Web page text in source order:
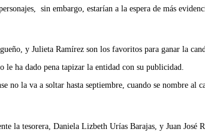
sin embargo, estarían a la espera de más
y Julieta Ramírez son los favoritos para ganar la
le ha dado pena tapizar la entidad con su publicidad.
no la va a soltar hasta septiembre, cuando se nombre al
la tesorera, Daniela Lizbeth Urías Barajas, y Juan